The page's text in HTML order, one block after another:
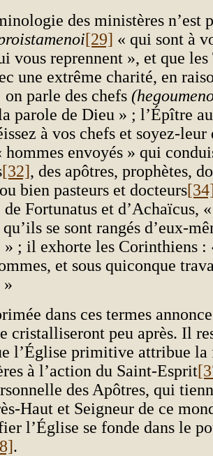
des ministères n’est
[29] « qui sont à
vous reprennent », et que
une extrême charité, en
on parle des chefs
parole de Dieu » ; l’Épître
à vos chefs et soyez-leur
hommes envoyés » qui
[32], des apôtres, prophètes,
bien pasteurs et docteurs
de Fortunatus et d’Achaïcus,
se sont rangés d’eux-
» ; il exhorte les Corinthiens :
et sous quiconque
»
dans ces termes
cristalliseront peu après. Il
l’Église primitive attribue la
à l’action du Saint-Esprit
des Apôtres, qui
Haut et Seigneur de ce
l’Église se fonde dans le
.